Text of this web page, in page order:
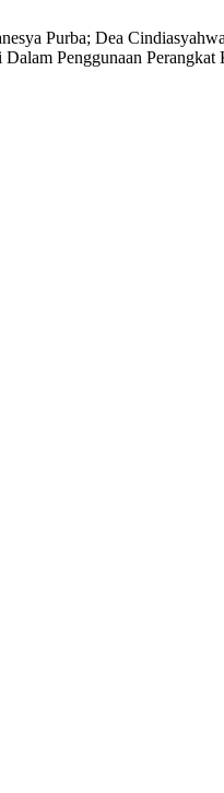
Purba; Dea
Penggunaan